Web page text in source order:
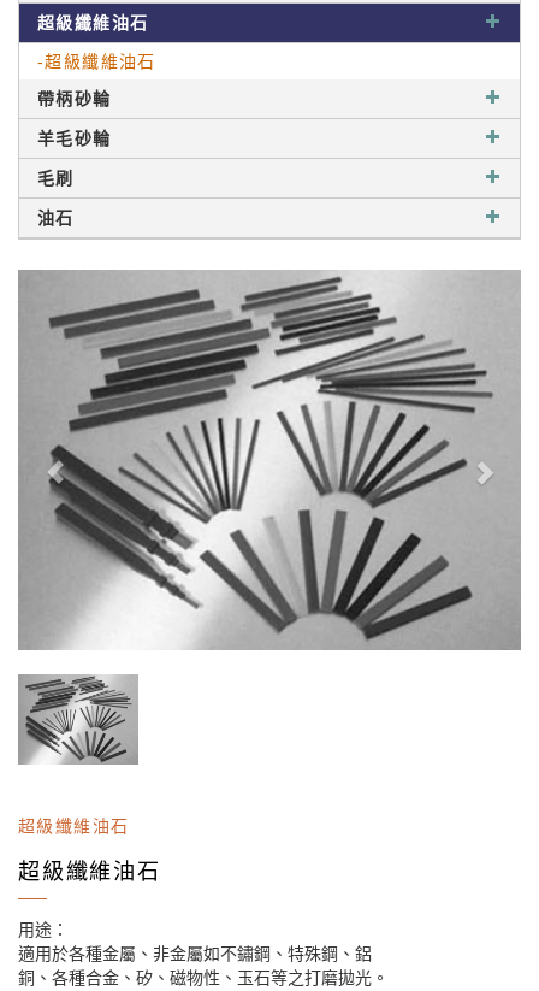
超級纖維油石
-超級纖維油石
帶柄砂輪
羊毛砂輪
毛刷
油石
超級纖維油石
超級纖維油石
用途：
適用於各種金屬、非金屬如不鏽鋼、特殊鋼、鋁
銅、各種合金、矽、磁物性、玉石等之打磨拋光。